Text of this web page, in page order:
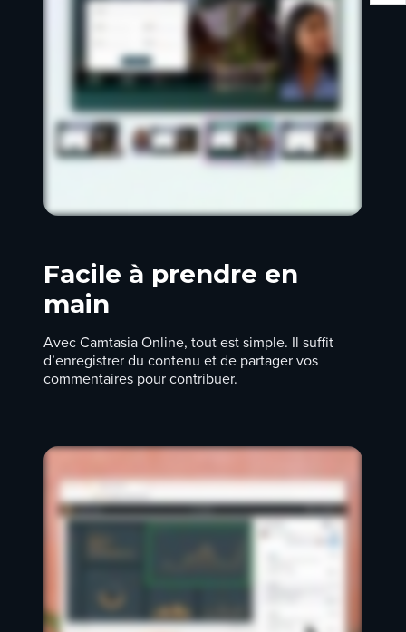
Facile à prendre en
main
Avec Camtasia Online, tout est simple. Il suffit
d’enregistrer du contenu et de partager vos
commentaires pour contribuer.